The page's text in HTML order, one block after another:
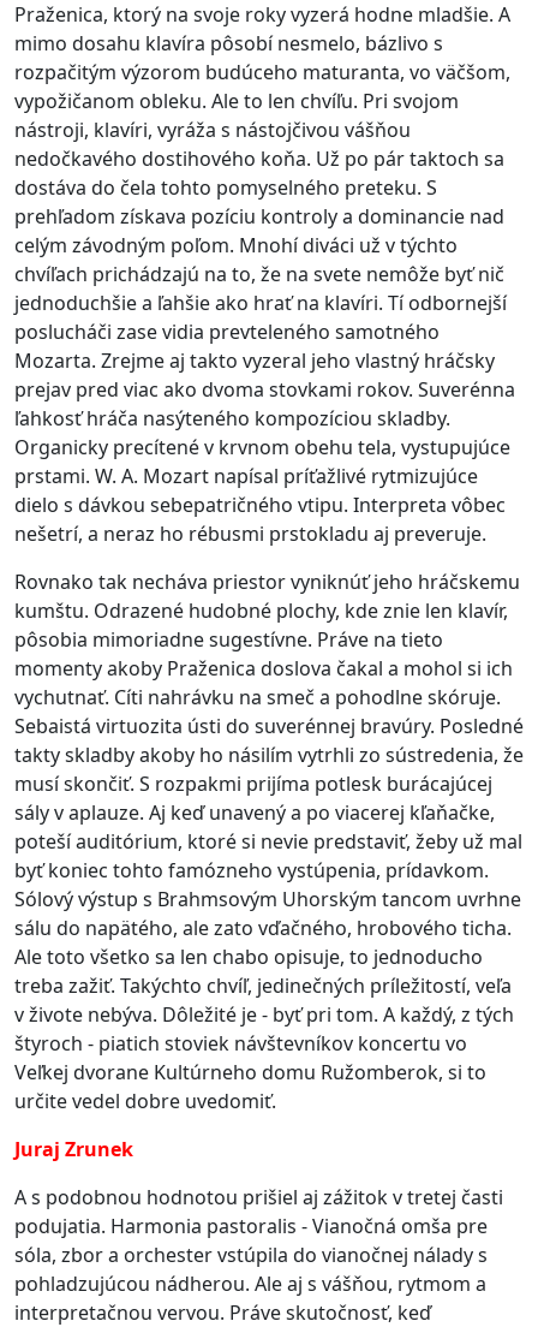
Praženica, ktorý na svoje roky vyzerá hodne mladšie. A
mimo dosahu klavíra pôsobí nesmelo, bázlivo s
rozpačitým výzorom budúceho maturanta, vo väčšom,
vypožičanom obleku. Ale to len chvíľu. Pri svojom
nástroji, klavíri, vyráža s nástojčivou vášňou
nedočkavého dostihového koňa. Už po pár taktoch sa
dostáva do čela tohto pomyselného preteku. S
prehľadom získava pozíciu kontroly a dominancie nad
celým závodným poľom. Mnohí diváci už v týchto
chvíľach prichádzajú na to, že na svete nemôže byť nič
jednoduchšie a ľahšie ako hrať na klavíri. Tí odbornejší
poslucháči zase vidia prevteleného samotného
Mozarta. Zrejme aj takto vyzeral jeho vlastný hráčsky
prejav pred viac ako dvoma stovkami rokov. Suverénna
ľahkosť hráča nasýteného kompozíciou skladby.
Organicky precítené v krvnom obehu tela, vystupujúce
prstami. W. A. Mozart napísal príťažlivé rytmizujúce
dielo s dávkou sebepatričného vtipu. Interpreta vôbec
nešetrí, a neraz ho rébusmi prstokladu aj preveruje.
Rovnako tak necháva priestor vyniknúť jeho hráčskemu
kumštu. Odrazené hudobné plochy, kde znie len klavír,
pôsobia mimoriadne sugestívne. Práve na tieto
momenty akoby Praženica doslova čakal a mohol si ich
vychutnať. Cíti nahrávku na smeč a pohodlne skóruje.
Sebaistá virtuozita ústi do suverénnej bravúry. Posledné
takty skladby akoby ho násilím vytrhli zo sústredenia, že
musí skončiť. S rozpakmi prijíma potlesk burácajúcej
sály v aplauze. Aj keď unavený a po viacerej kľaňačke,
poteší auditórium, ktoré si nevie predstaviť, žeby už mal
byť koniec tohto famózneho vystúpenia, prídavkom.
Sólový výstup s Brahmsovým Uhorským tancom uvrhne
sálu do napätého, ale zato vďačného, hrobového ticha.
Ale toto všetko sa len chabo opisuje, to jednoducho
treba zažiť. Takýchto chvíľ, jedinečných príležitostí, veľa
v živote nebýva. Dôležité je - byť pri tom. A každý, z tých
štyroch - piatich stoviek návštevníkov koncertu vo
Veľkej dvorane Kultúrneho domu Ružomberok, si to
určite vedel dobre uvedomiť.
Juraj Zrunek
A s podobnou hodnotou prišiel aj zážitok v tretej časti
podujatia. Harmonia pastoralis - Vianočná omša pre
sóla, zbor a orchester vstúpila do vianočnej nálady s
pohladzujúcou nádherou. Ale aj s vášňou, rytmom a
interpretačnou vervou. Práve skutočnosť, keď